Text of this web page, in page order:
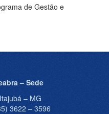
de Gestão e
– Sede
– MG
3622 – 3596